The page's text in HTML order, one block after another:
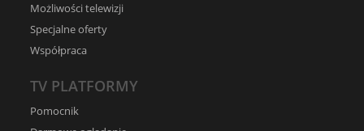
Możliwości telewizji
Specjalne oferty
Współpraca
TV PLATFORMY
Pomocnik